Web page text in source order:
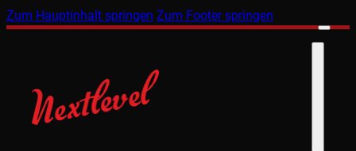
Zum Hauptinhalt springen Zum Footer springen